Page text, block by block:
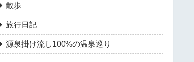
散歩
旅行日記
源泉掛け流し100%の温泉巡り